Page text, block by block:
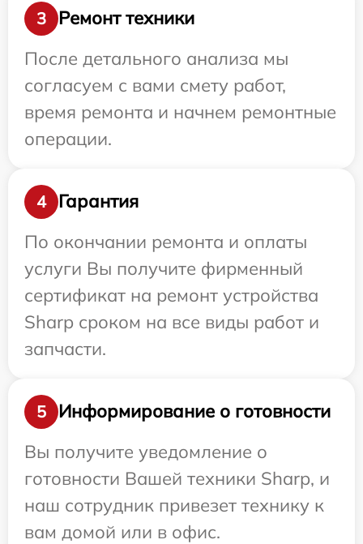
3
Ремонт техники
После детального анализа мы
согласуем с вами смету работ,
время ремонта и начнем ремонтные
операции.
4
Гарантия
По окончании ремонта и оплаты
услуги Вы получите фирменный
сертификат на ремонт устройства
Sharp сроком на все виды работ и
запчасти.
5
Информирование о готовности
Вы получите уведомление о
готовности Вашей техники Sharp, и
наш сотрудник привезет технику к
вам домой или в офис.